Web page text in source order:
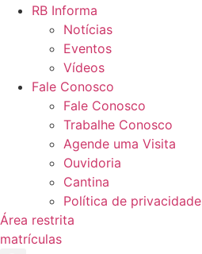
RB Informa
Notícias
Eventos
Vídeos
Fale Conosco
Fale Conosco
Trabalhe Conosco
Agende uma Visita
Ouvidoria
Cantina
Política de privacidade
Área restrita
matrículas